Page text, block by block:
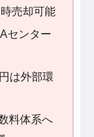
売却可能
センター
は外部環
料体系へ